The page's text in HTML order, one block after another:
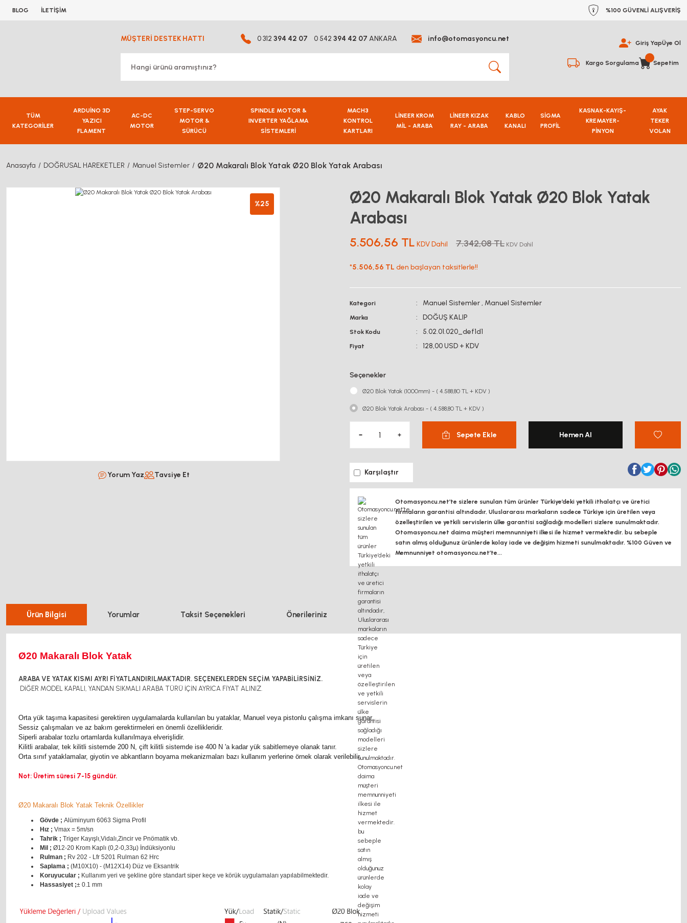
BLOG İLETİŞİM %100 GÜVENLİ ALIŞVERİŞ
MÜŞTERİ DESTEK HATTI 0 312 394 42 07 0 542 394 42 07 ANKARA info@otomasyoncu.net Giriş YapÜye Ol
Kargo Sorgulama Sepetim
TÜM
KATEGORİLER
ARDUİNO 3D
YAZICI
FLAMENT
AC-DC
MOTOR
STEP-SERVO
MOTOR &
SÜRÜCÜ
SPINDLE MOTOR &
INVERTER YAĞLAMA
SİSTEMLERİ
MACH3
KONTROL
KARTLARI
LİNEER KROM
MİL - ARABA
LİNEER KIZAK
RAY - ARABA
KABLO
KANALI
SİGMA
PROFİL
KASNAK-KAYIŞ-
KREMAYER-
PİNYON
AYAK
TEKER
VOLAN
Anasayfa DOĞRUSAL HAREKETLER Manuel Sistemler Ø20 Makaralı Blok Yatak Ø20 Blok Yatak Arabası
%25
Yorum Yaz Tavsiye Et
Ø20 Makaralı Blok Yatak Ø20 Blok Yatak
Arabası
5.506,56 TL KDV Dahil 7.342,08 TL KDV Dahil
*5.506,56 TL den başlayan taksitlerle!!
Kategori Manuel Sistemler , Manuel Sistemler
Marka DOĞUŞ KALIP
Stok Kodu 5.02.01.020_def1d1
Fiyat 128,00 USD + KDV
Seçenekler
Ø20 Blok Yatak (1000mm) - ( 4.588,80 TL + KDV )
Ø20 Blok Yatak Arabası - ( 4.588,80 TL + KDV )
Sepete Ekle Hemen Al
Karşılaştır
Otomasyoncu.net’te sizlere sunulan tüm ürünler Türkiye’deki yetkili ithalatçı ve üretici
firmaların garantisi altındadır, Uluslararası markaların sadece Türkiye için üretilen veya
özelleştirilen ve yetkili servislerin ülke garantisi sağladığı modelleri sizlere sunulmaktadır.
Otomasyoncu.net daima müşteri memnunniyeti ilkesi ile hizmet vermektedir. bu sebeple
satın almış olduğunuz ürünlerde kolay iade ve değişim hizmeti sunulmaktadır. %100 Güven ve
Memnunniyet otomasyoncu.net’te...
Ürün Bilgisi Yorumlar Taksit Seçenekleri Önerileriniz
Ø20 Makaralı Blok Yatak
ARABA VE YATAK KISMI AYRI FİYATLANDIRILMAKTADIR. SEÇENEKLERDEN SEÇİM YAPABİLİRSİNİZ.
DİĞER MODEL KAPALI, YANDAN SIKMALI ARABA TÜRÜ İÇİN AYRICA FİYAT ALINIZ.
Orta yük taşıma kapasitesi gerektiren uygulamalarda kullanılan bu yataklar, Manuel veya pistonlu çalışma imkanı sunar.
Sessiz çalışmaları ve az bakım gerektirmeleri en önemli özellikleridir.
Siperli arabalar tozlu ortamlarda kullanılmaya elverişlidir.
Kilitli arabalar, tek kilitli sistemde 200 N, çift kilitli sistemde ise 400 N 'a kadar yük sabitlemeye olanak tanır.
Orta sınıf yataklamalar, giyotin ve abkantların boyama mekanizmaları bazı kullanım yerlerine örnek olarak verilebilir.
Not: Üretim süresi 7-15 gündür.
Ø20 Makaralı Blok Yatak Teknik Özellikler
Gövde ; Alüminyum 6063 Sigma Profil
Hız ; Vmax = 5m/sn
Tahrik ; Triger Kayışlı,Vidalı,Zincir ve Pnömatik vb.
Mil ; Ø12-20 Krom Kaplı (0,2-0,33µ) İndüksiyonlu
Rulman ; Rv 202 - Lfr 5201 Rulman 62 Hrc
Saplama ; (M10X10) - (M12X14) Düz ve Eksantrik
Koruyucular ; Kullanım yeri ve şekline göre standart siper keçe ve körük uygulamaları yapılabilmektedir.
Hassasiyet ;± 0.1 mm